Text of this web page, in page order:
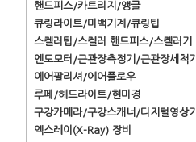
핸드피스/카트리지/앵글
큐링라이트/미백기계/큐링팁
스켈러팁/스켈러 핸드피스/스켈러기
엔도모터/근관장측정기/근관장세척기
에어팔리셔/에어플로우
루페/헤드라이트/현미경
구강카메라/구강스캐너/디지털영상기
엑스레이(X-Ray) 장비